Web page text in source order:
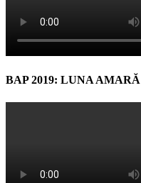
BAP 2019: LUNA AMARĂ